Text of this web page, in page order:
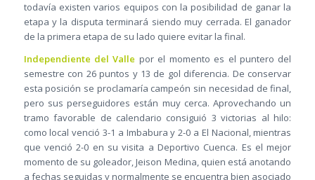
todavía existen varios equipos con la posibilidad de ganar la
etapa y la disputa terminará siendo muy cerrada. El ganador
de la primera etapa de su lado quiere evitar la final.
Independiente del Valle por el momento es el puntero del
semestre con 26 puntos y 13 de gol diferencia. De conservar
esta posición se proclamaría campeón sin necesidad de final,
pero sus perseguidores están muy cerca. Aprovechando un
tramo favorable de calendario consiguió 3 victorias al hilo:
como local venció 3-1 a Imbabura y 2-0 a El Nacional, mientras
que venció 2-0 en su visita a Deportivo Cuenca. Es el mejor
momento de su goleador, Jeison Medina, quien está anotando
a fechas seguidas y normalmente se encuentra bien asociado